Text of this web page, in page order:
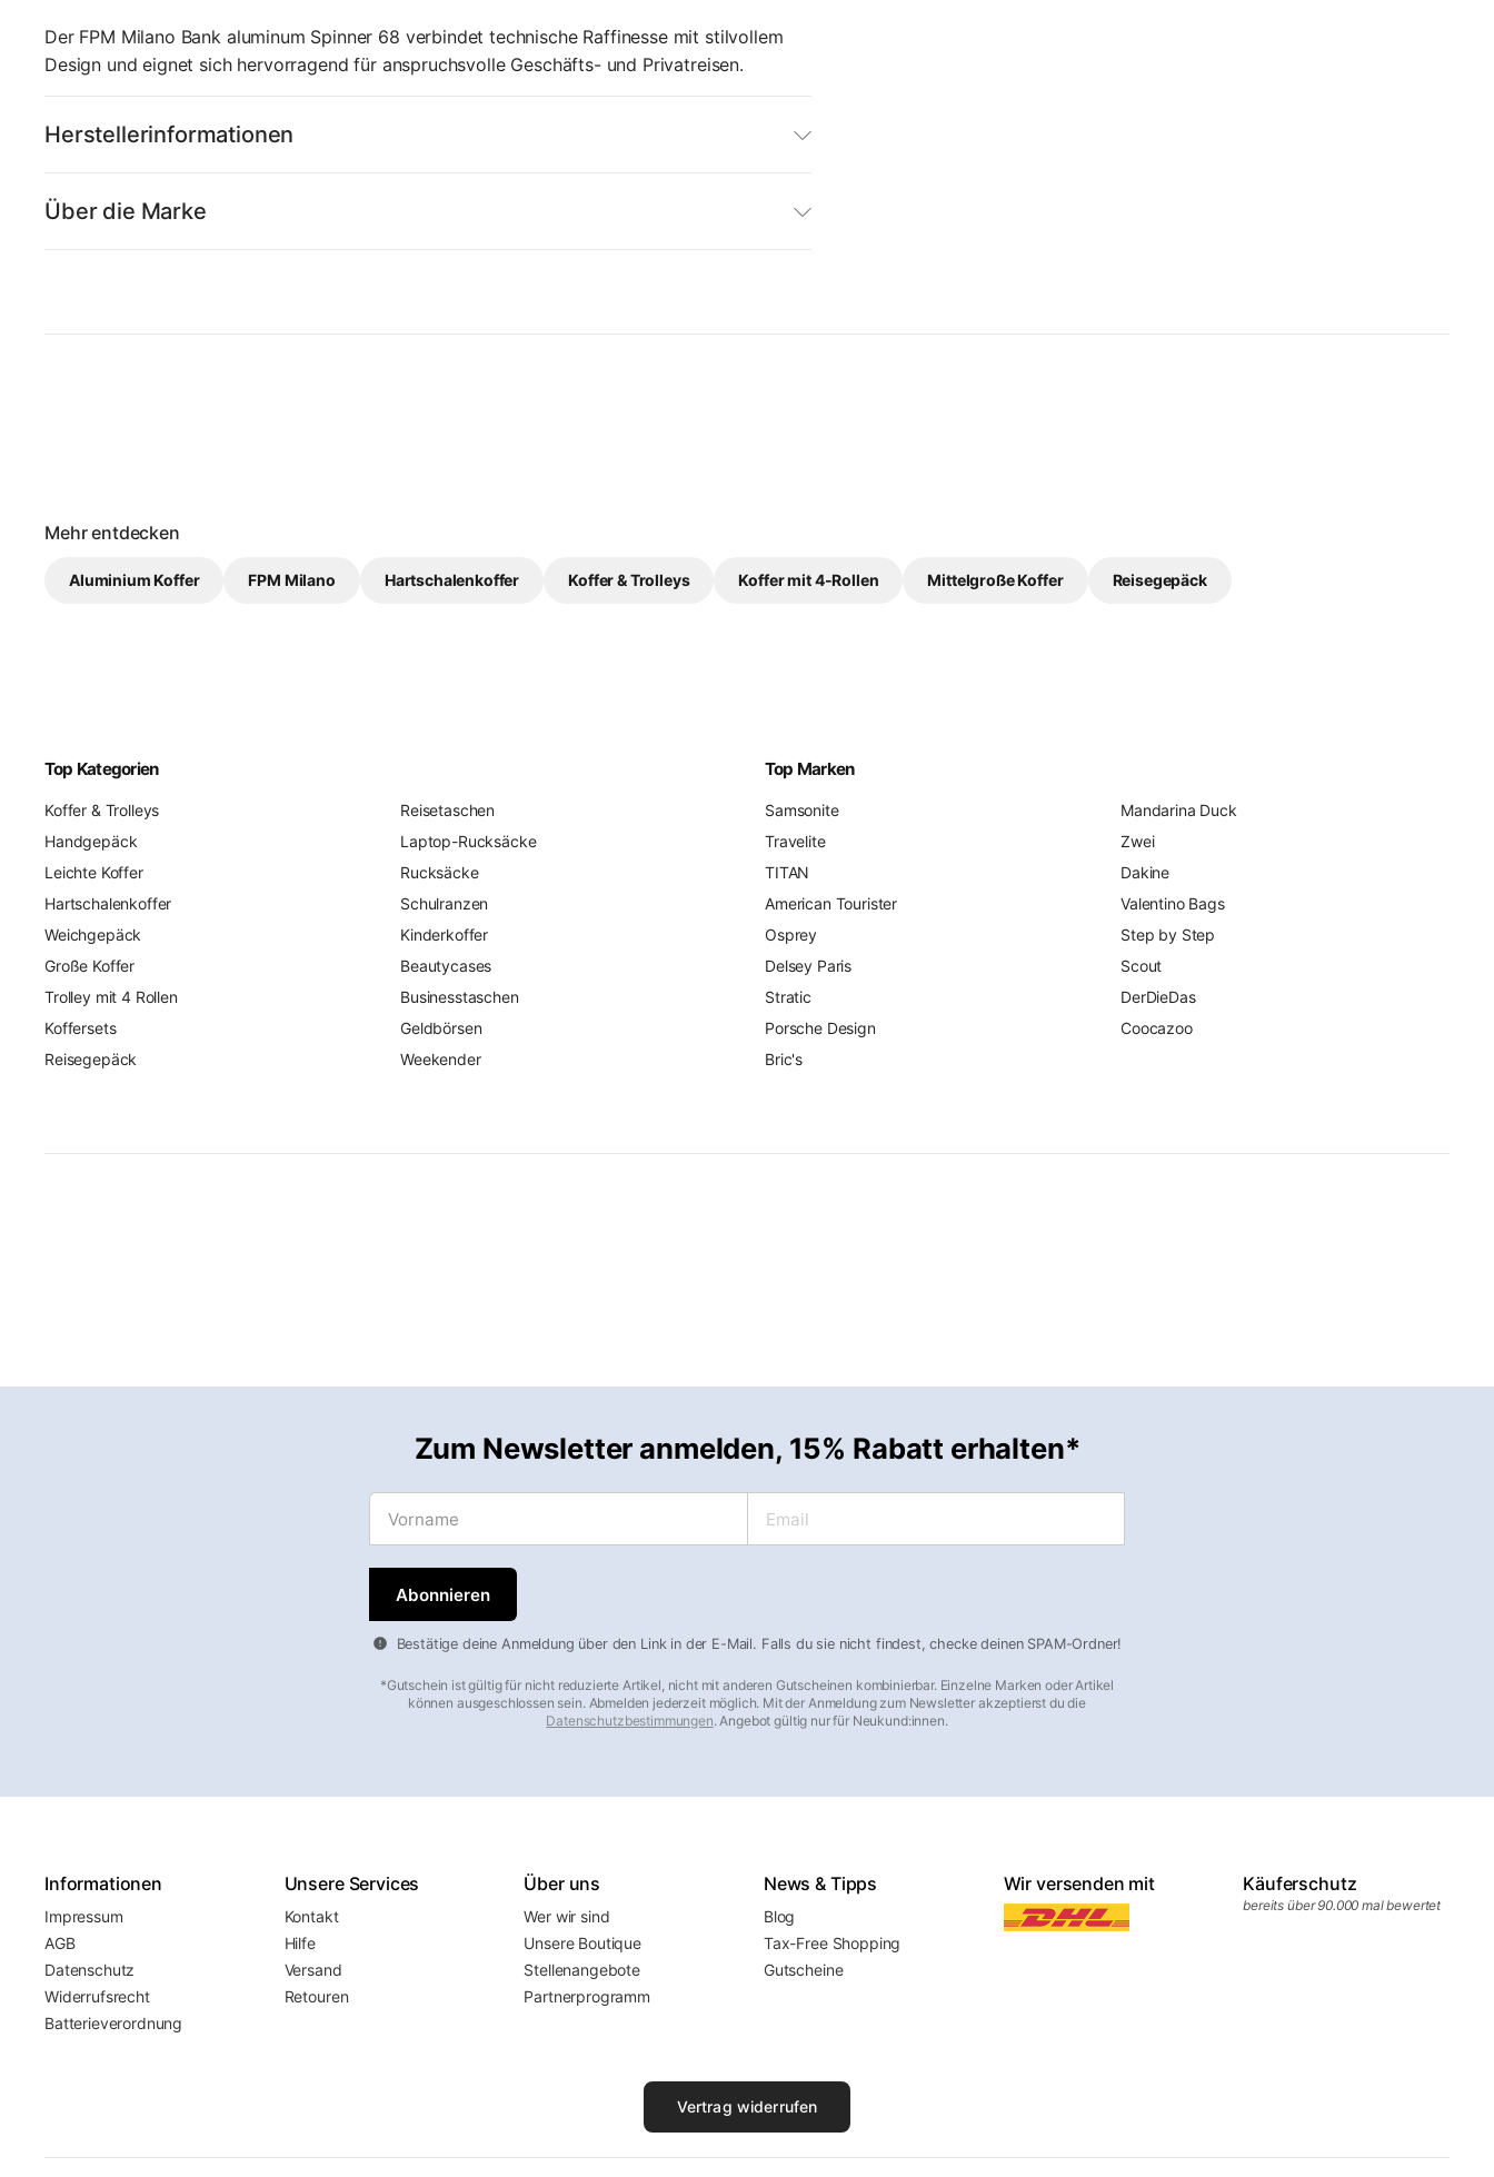
Der FPM Milano Bank aluminum Spinner 68 verbindet technische Raffinesse mit stilvollem
Design und eignet sich hervorragend für anspruchsvolle Geschäfts- und Privatreisen.
Herstellerinformationen
Über die Marke
Mehr entdecken
Aluminium Koffer FPM Milano Hartschalenkoffer Koffer & Trolleys Koffer mit 4-Rollen Mittelgroße Koffer Reisegepäck
Top Kategorien
Koffer & Trolleys
Handgepäck
Leichte Koffer
Hartschalenkoffer
Weichgepäck
Große Koffer
Trolley mit 4 Rollen
Koffersets
Reisegepäck
Reisetaschen
Laptop-Rucksäcke
Rucksäcke
Schulranzen
Kinderkoffer
Beautycases
Businesstaschen
Geldbörsen
Weekender
Top Marken
Samsonite
Travelite
TITAN
American Tourister
Osprey
Delsey Paris
Stratic
Porsche Design
Bric's
Mandarina Duck
Zwei
Dakine
Valentino Bags
Step by Step
Scout
DerDieDas
Coocazoo
Zum Newsletter anmelden, 15% Rabatt erhalten*
Vorname
Bestätige deine Anmeldung über den Link in der E-Mail. Falls du sie nicht findest, checke deinen SPAM-Ordner!
*Gutschein ist gültig für nicht reduzierte Artikel, nicht mit anderen Gutscheinen kombinierbar. Einzelne Marken oder Artikel
können ausgeschlossen sein. Abmelden jederzeit möglich. Mit der Anmeldung zum Newsletter akzeptierst du die
Datenschutzbestimmungen. Angebot gültig nur für Neukund:innen.
Informationen
Impressum
AGB
Datenschutz
Widerrufsrecht
Batterieverordnung
Unsere Services
Kontakt
Hilfe
Versand
Retouren
Über uns
Wer wir sind
Unsere Boutique
Stellenangebote
Partnerprogramm
News & Tipps
Blog
Tax-Free Shopping
Gutscheine
Wir versenden mit Käuferschutz
bereits über 90.000 mal bewertet
Vertrag widerrufen